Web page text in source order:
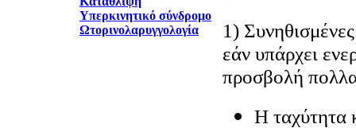
Υπερκινητικό σύνδρομο
Ωτορινολαρυγγολογία
1)
εάν υπάρχει
προσβολή
Η ταχύτητα